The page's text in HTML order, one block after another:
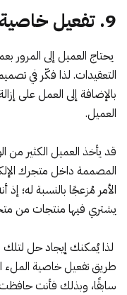
9. تفعيل خاصية ملء البيانات التلقائي
يحتاج العميل إلى المرور
التعقيدات. لذا فكّر في
بالإضافة إلى العمل على
العميل.
قد يأخذ العميل الكثير من
المصممة داخل متجرك
الأمر مُزعجًا بالنسبة له؛
يشتري فيها منتجات من
لذا يُمكنك إيجاد حل لتلك
طريق تفعيل خاصية الملء
سابقًا، وبذلك فأنت